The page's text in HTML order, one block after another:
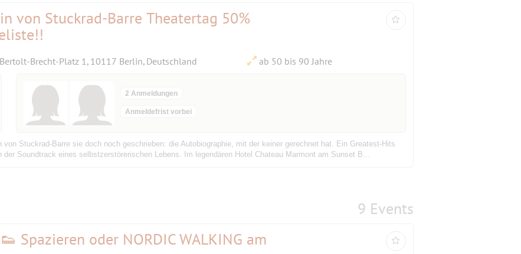
von Stuckrad-Barre Theatertag 50%
Bertolt-Brecht-Platz 1, 10117 Berlin, Deutschland ab 50 bis 90 Jahre
2 Anmeldungen
Anmeldefrist vorbei
Stuckrad-Barre sie doch noch geschrieben: die Autobiographie, mit der keiner gerechnet hat. Ein Greatest-Hits
Soundtrack eines selbstzerstörerischen Lebens. Im legendären Hotel Chateau Marmont am Sunset B...
9 Events
Spazieren oder NORDIC WALKING am